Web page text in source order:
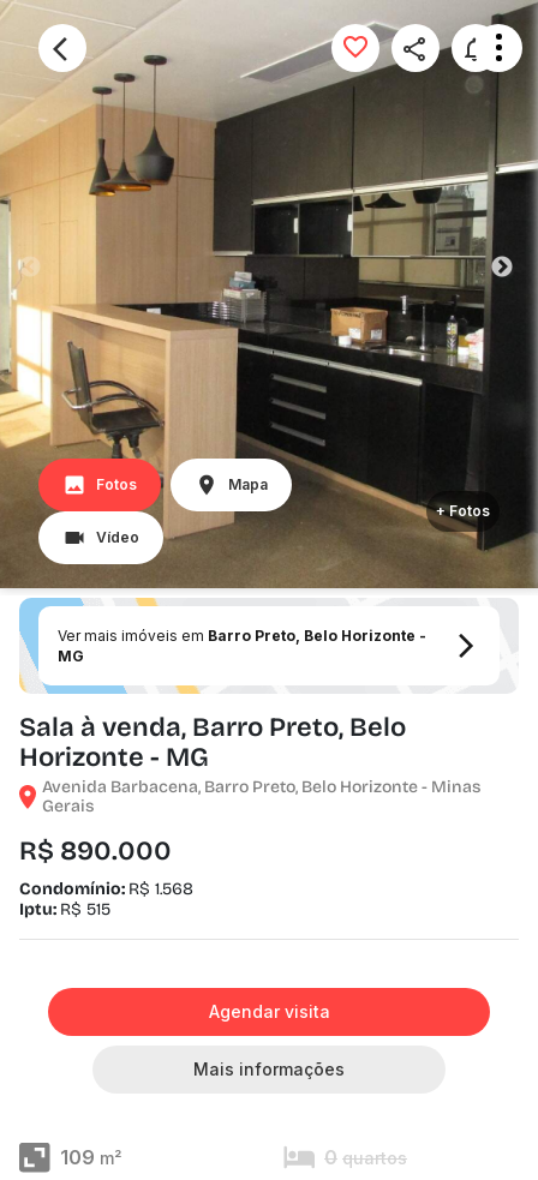
Fotos Mapa
Vídeo
+ Fotos
Ver mais imóveis em Barro Preto, Belo Horizonte -
MG
Sala à venda, Barro Preto, Belo
Horizonte - MG
Avenida Barbacena, Barro Preto, Belo Horizonte - Minas
Gerais
R$ 890.000
Condomínio: R$ 1.568
Iptu: R$ 515
Agendar visita
Mais informações
109 m² 0 quartos